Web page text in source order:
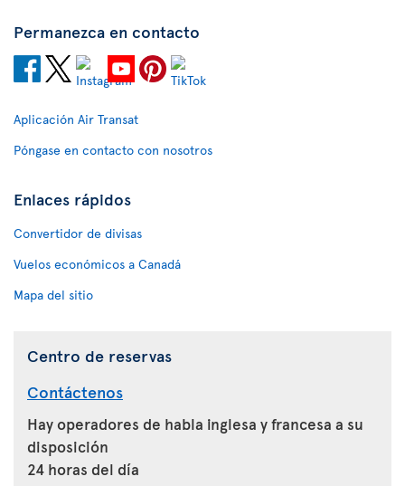
Permanezca en contacto
Aplicación Air Transat
Póngase en contacto con nosotros
Enlaces rápidos
Convertidor de divisas
Vuelos económicos a Canadá
Mapa del sitio
Centro de reservas
Contáctenos
Hay operadores de habla inglesa y francesa a su
disposición
24 horas del día